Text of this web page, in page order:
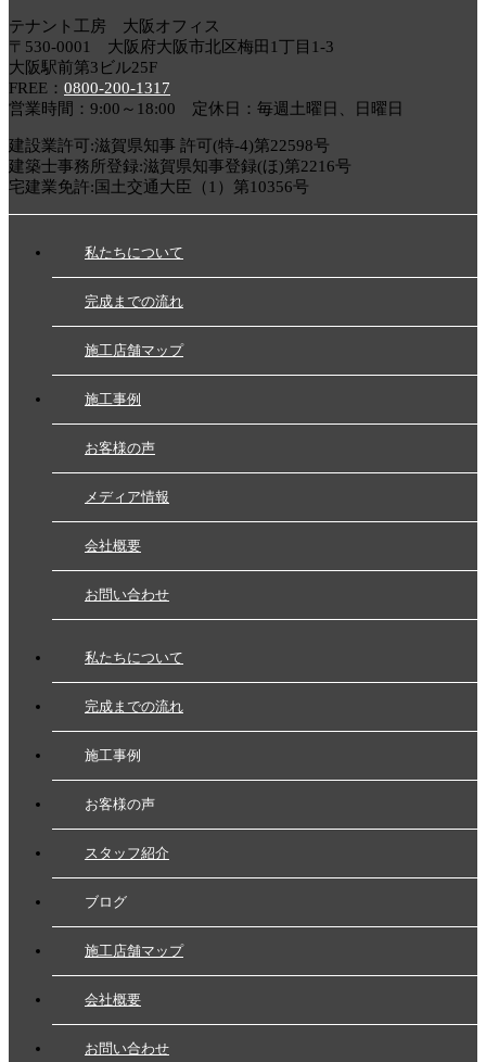
テナント工房 大阪オフィス
〒530-0001 大阪府大阪市北区梅田1丁目1-3
大阪駅前第3ビル25F
FREE： 0800-200-1317
営業時間：9:00～18:00 定休日：毎週土曜日、日曜日
建設業許可:滋賀県知事 許可(特-4)第22598号
建築士事務所登録:滋賀県知事登録(ほ)第2216号
宅建業免許:国土交通大臣（1）第10356号
私たちについて
完成までの流れ
施工店舗マップ
施工事例
お客様の声
メディア情報
会社概要
お問い合わせ
私たちについて
完成までの流れ
施工事例
お客様の声
スタッフ紹介
ブログ
施工店舗マップ
会社概要
お問い合わせ